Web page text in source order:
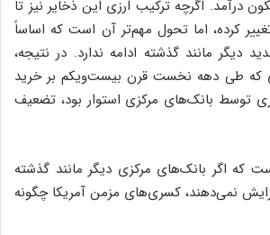
درآمد. اگرچه ترکیب ارزی این ذخایر نیز تا
کرده، اما تحول مهم‌تر آن است که اساساً
دیگر مانند گذشته ادامه ندارد. در نتیجه،
که طی دهه نخست قرن بیست‌ویکم بر خرید
توسط بانک‌های مرکزی استوار بود، تضعیف
که اگر بانک‌های مرکزی دیگر مانند گذشته
نمی‌دهند، کسری‌های مزمن آمریکا چگونه